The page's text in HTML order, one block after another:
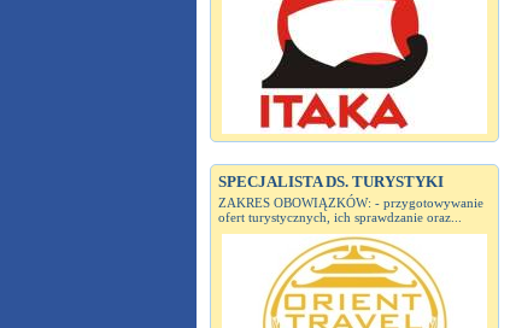
SPECJALISTA DS. TURYSTYKI
ZAKRES OBOWIĄZKÓW: - przygotowywanie
ofert turystycznych, ich sprawdzanie oraz...